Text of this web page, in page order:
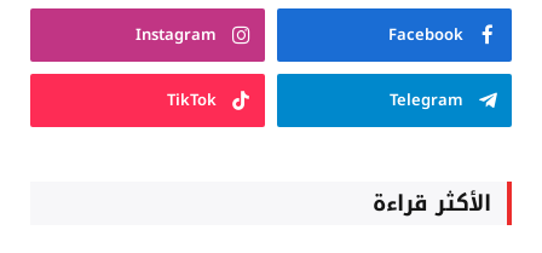
Facebook
Instagram
Telegram
TikTok
الأكثر قراءة